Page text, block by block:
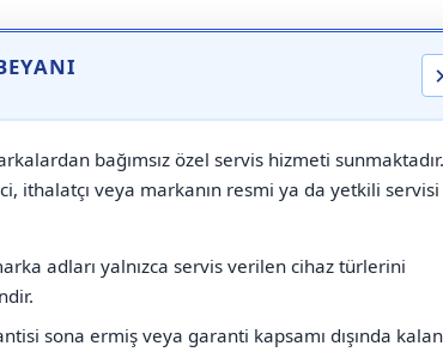
bağımsız özel servis hizmeti sunmaktadır.
ithalatçı veya markanın resmi ya da yetkili servisi
adları yalnızca servis verilen cihaz türlerini
sona ermiş veya garanti kapsamı dışında kalan
⚠️ Markadan Bağımsız "Özel Servis"
Servisi çağırabilirsiniz.Markadan